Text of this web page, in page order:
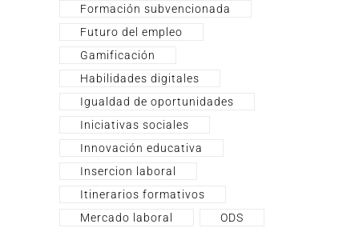
Formación subvencionada
Futuro del empleo
Gamificación
Habilidades digitales
Igualdad de oportunidades
Iniciativas sociales
Innovación educativa
Insercion laboral
Itinerarios formativos
Mercado laboral
ODS